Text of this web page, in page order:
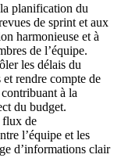
planification du
de sprint et aux
harmonieuse et à
de l’équipe.
les délais du
rendre compte de
à la
du budget.
flux de
l’équipe et les
d’informations clair